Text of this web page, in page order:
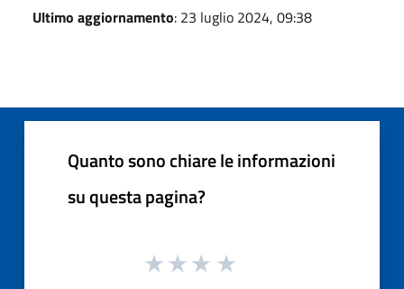
Ultimo aggiornamento: 23 luglio 2024, 09:38
Quanto sono chiare le informazioni
su questa pagina?